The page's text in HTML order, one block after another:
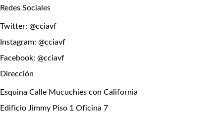
Redes Sociales
Twitter: @cciavf
Instagram: @cciavf
Facebook: @cciavf
Dirección
Esquina Calle Mucuchies con California
Edificio Jimmy Piso 1 Oficina 7